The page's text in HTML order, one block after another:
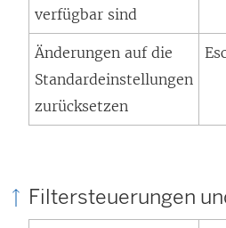
verfügbar sind
Änderungen auf die
Standardeinstellungen
zurücksetzen
Filtersteuerungen